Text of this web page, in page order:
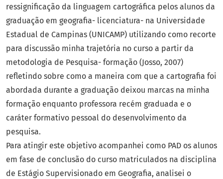
ressignificação da linguagem cartográfica pelos alunos da
graduação em geografia- licenciatura- na Universidade
Estadual de Campinas (UNICAMP) utilizando como recorte
para discussão minha trajetória no curso a partir da
metodologia de Pesquisa- formação (Josso, 2007)
refletindo sobre como a maneira com que a cartografia foi
abordada durante a graduação deixou marcas na minha
formação enquanto professora recém graduada e o
caráter formativo pessoal do desenvolvimento da
pesquisa.
Para atingir este objetivo acompanhei como PAD os alunos
em fase de conclusão do curso matriculados na disciplina
de Estágio Supervisionado em Geografia, analisei o